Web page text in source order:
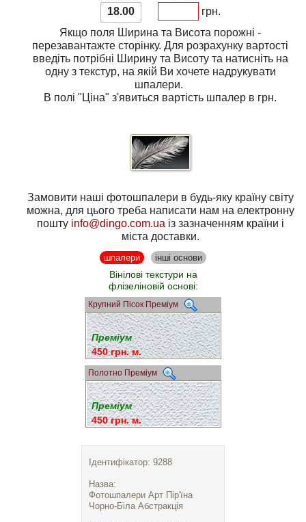
18.00
грн.
Якщо поля Ширина та Висота порожні -
перезавантажте сторінку. Для розрахунку вартості
введіть потрібні Ширинута Висотута натисніть на
одну з текстур, на якій Ви хочете надрукувати
шпалери.
В полі"Ціна" з'явиться вартість шпалер в грн.
Замовити наші фотошпалери в будь-яку країну світу
можна, для цього треба написати нам на електронну
пошту info@dingo.com.ua із зазначенням країни і
міста доставки.
шпалери інші основи
Вінілові текстури на
флізеліновій основі:
Крупний Пісок Преміум
Преміум
450 грн. м.
Полотно Преміум
Преміум
450 грн. м.
Ідентифікатор: 9288
Назва:
Фотошпалери Арт Пір'їна
Чорно-Біла Абстракція